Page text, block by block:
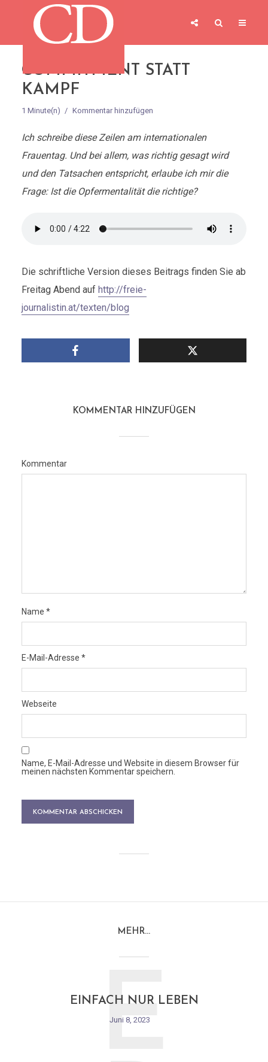
COMMITMENT STATT
KAMPF
1 Minute(n) Kommentar hinzufügen
Ich schreibe diese Zeilen am internationalen
Frauentag. Und bei allem, was richtig gesagt wird
und den Tatsachen entspricht, erlaube ich mir die
Frage: Ist die Opfermentalität die richtige?
Die schriftliche Version dieses Beitrags finden Sie ab
Freitag Abend auf http://freie-
journalistin.at/texten/blog
KOMMENTAR HINZUFÜGEN
Kommentar
Name *
E-Mail-Adresse *
Webseite
Name, E-Mail-Adresse und Website in diesem Browser für
meinen nächsten Kommentar speichern.
MEHR…
EINFACH NUR LEBEN
Juni 8, 2023
E